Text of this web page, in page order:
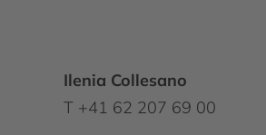
Ilenia Collesano
T +41 62 207 69 00